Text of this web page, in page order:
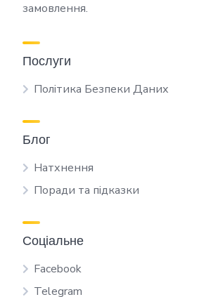
замовлення.
Послуги
Політика Безпеки Даних
Блог
Натхнення
Поради та підказки
Соціальне
Facebook
Telegram